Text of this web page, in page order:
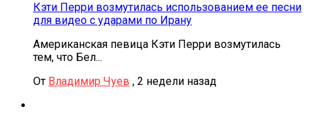
Кэти Перри возмутилась использованием ее песни
для видео с ударами по Ирану
Американская певица Кэти Перри возмутилась
тем, что Бел...
От Владимир Чуев , 2 недели назад